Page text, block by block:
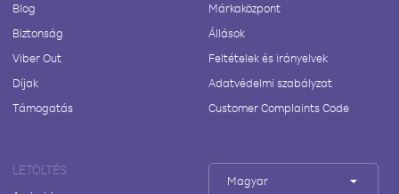
Blog
Biztonság
Viber Out
Díjak
Támogatás
Márkaközpont
Állások
Feltételek és irányelvek
Adatvédelmi szabályzat
Customer Complaints Code
LETÖLTÉS
Magyar